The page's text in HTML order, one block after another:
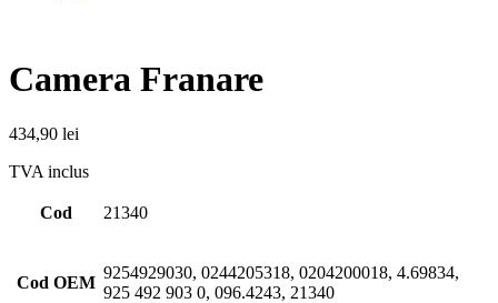
Camera Franare
434,90 lei
TVA inclus
Cod 21340
Cod OEM
9254929030, 0244205318, 0204200018, 4.69834,
925 492 903 0, 096.4243, 21340